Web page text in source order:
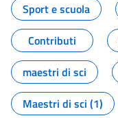
Sport e scuola
Contributi
maestri di sci
Maestri di sci (1)